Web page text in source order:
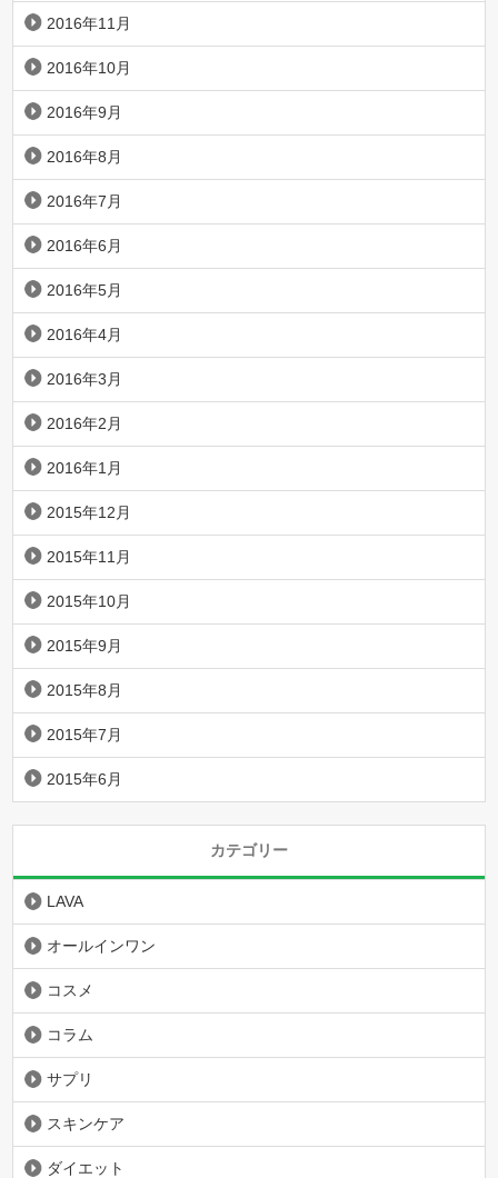
2016年11月
2016年10月
2016年9月
2016年8月
2016年7月
2016年6月
2016年5月
2016年4月
2016年3月
2016年2月
2016年1月
2015年12月
2015年11月
2015年10月
2015年9月
2015年8月
2015年7月
2015年6月
カテゴリー
LAVA
オールインワン
コスメ
コラム
サプリ
スキンケア
ダイエット